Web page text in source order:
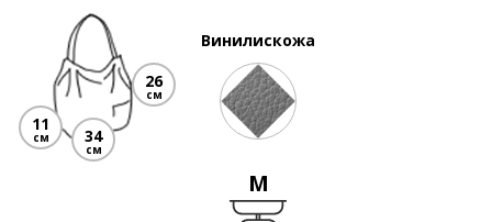
11
см
26
см
34
см
Винилискожа
M